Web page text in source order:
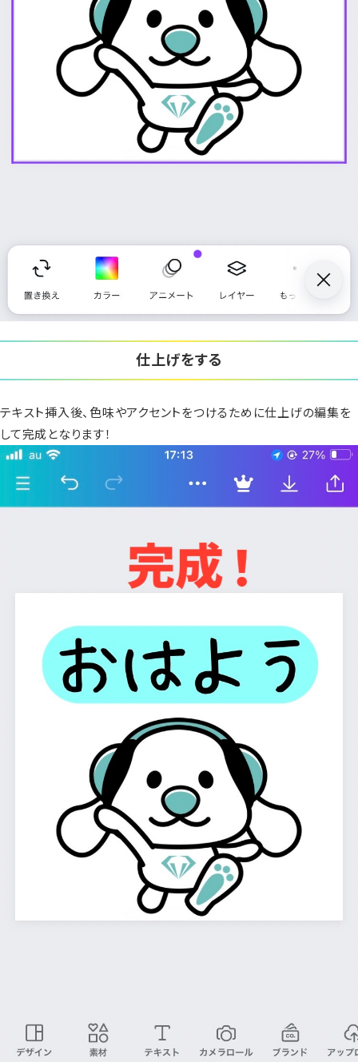
仕上げをする
テキスト挿入後、色味やアクセントをつけるために仕上げの編集を
して完成となります！